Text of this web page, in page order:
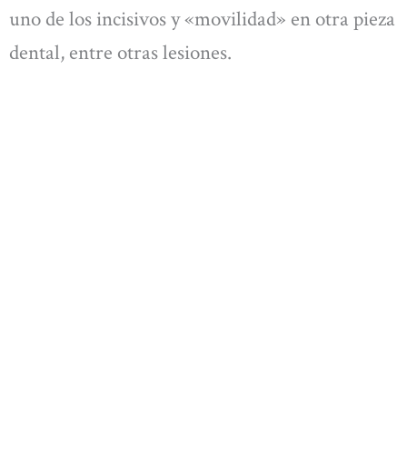
uno de los incisivos y «movilidad» en otra pieza
dental, entre otras lesiones.